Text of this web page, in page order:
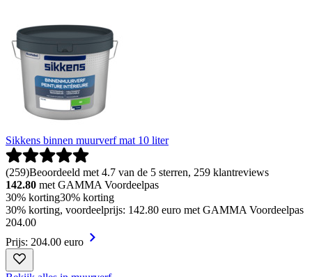
Sikkens binnen muurverf mat 10 liter
(259)Beoordeeld met 4.7 van de 5 sterren, 259 klantreviews
142.80 met GAMMA Voordeelpas
30% korting30% korting
30% korting, voordeelprijs: 142.80 euro met GAMMA Voordeelpas
204.00
Prijs: 204.00 euro